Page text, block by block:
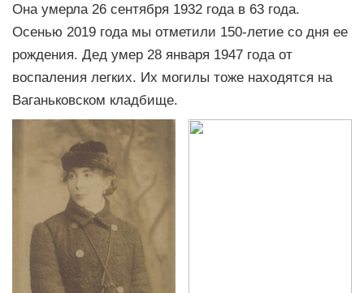
Она умерла 26 сентября 1932 года в 63 года.
Осенью 2019 года мы отметили 150-летие со дня ее
рождения. Дед умер 28 января 1947 года от
воспаления легких. Их могилы тоже находятся на
Ваганьковском кладбище.